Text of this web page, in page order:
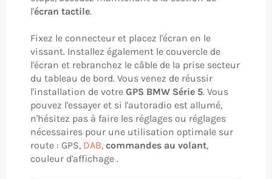
l'écran tactile.
Fixez le connecteur et placez l'écran en le
vissant. Installez également le couvercle de
l'écran et rebranchez le câble de la prise secteur
du tableau de bord. Vous venez de réussir
l'installation de votre GPS BMW Série 5. Vous
pouvez l'essayer et si l'autoradio est allumé,
n'hésitez pas à faire les réglages ou réglages
nécessaires pour une utilisation optimale sur
route : GPS, DAB, commandes au volant,
couleur d'affichage .